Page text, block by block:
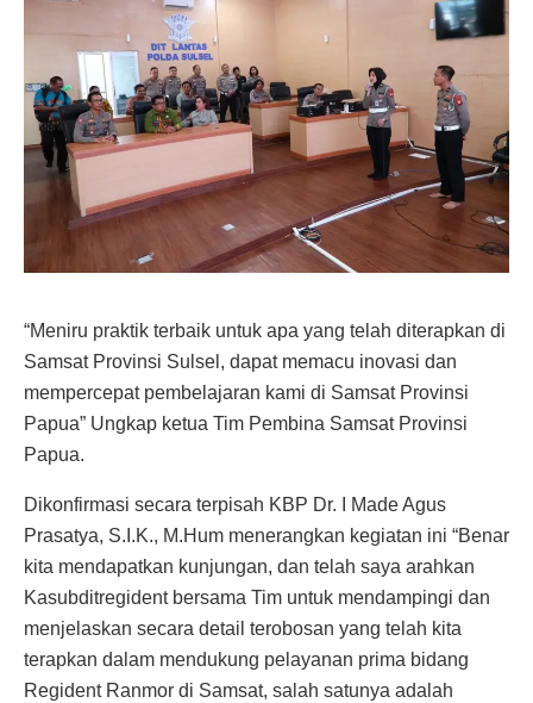
“Meniru praktik terbaik untuk apa yang telah diterapkan di
Samsat Provinsi Sulsel, dapat memacu inovasi dan
mempercepat pembelajaran kami di Samsat Provinsi
Papua” Ungkap ketua Tim Pembina Samsat Provinsi
Papua.
Dikonfirmasi secara terpisah KBP Dr. I Made Agus
Prasatya, S.I.K., M.Hum menerangkan kegiatan ini “Benar
kita mendapatkan kunjungan, dan telah saya arahkan
Kasubditregident bersama Tim untuk mendampingi dan
menjelaskan secara detail terobosan yang telah kita
terapkan dalam mendukung pelayanan prima bidang
Regident Ranmor di Samsat, salah satunya adalah